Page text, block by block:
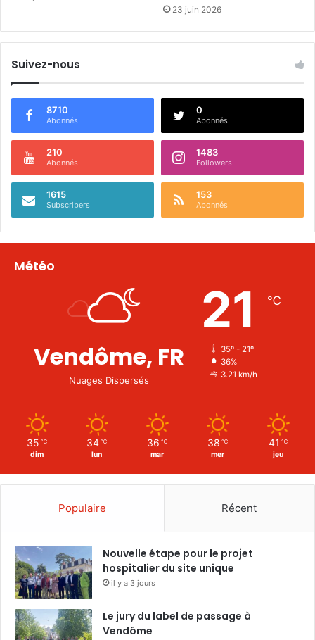
23 juin 2026
Suivez-nous
8710
Abonnés
0
Abonnés
210
Abonnés
1483
Followers
1615
Subscribers
153
Abonnés
Météo
Vendôme, FR
Nuages Dispersés
21 ℃
35º - 21º
36%
3.21 km/h
35 ℃
dim
34 ℃
lun
36 ℃
mar
38 ℃
mer
41 ℃
jeu
Populaire Récent
Nouvelle étape pour le projet
hospitalier du site unique
il y a 3 jours
Le jury du label de passage à
Vendôme